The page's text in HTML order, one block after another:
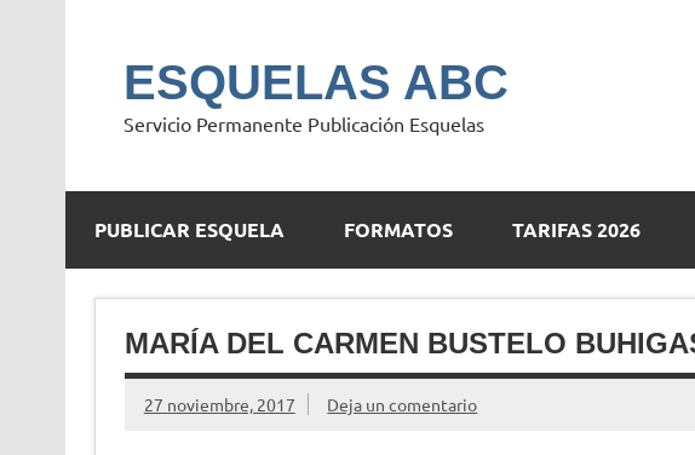
ESQUELAS ABC
Servicio Permanente Publicación Esquelas
PUBLICAR ESQUELA FORMATOS TARIFAS 2026
MARÍA DEL CARMEN BUSTELO
27 noviembre, 2017 Deja un comentario